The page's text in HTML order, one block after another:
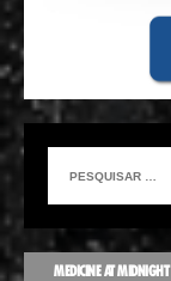
MEDICINE AT MIDNIGHT